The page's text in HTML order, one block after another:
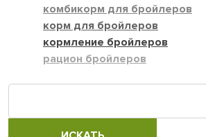
комбикорм для бройлеров
корм для бройлеров
кормление бройлеров
рацион бройлеров